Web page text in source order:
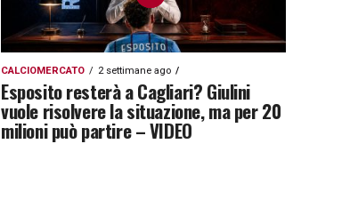
CALCIOMERCATO 2 settimane ago
Esposito resterà a Cagliari? Giulini
vuole risolvere la situazione, ma per 20
milioni può partire – VIDEO